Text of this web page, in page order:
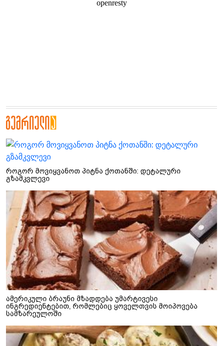
როგორ მოვიყვანოთ პიტნა ქოთანში: დეტალური
გზამკვლევი
ამერიკული ბრაუნი მზადდება უმარტივესი
ინგრედიენტებით, რომლებიც ყოველთვის მოიპოვება
სამზარეულოში